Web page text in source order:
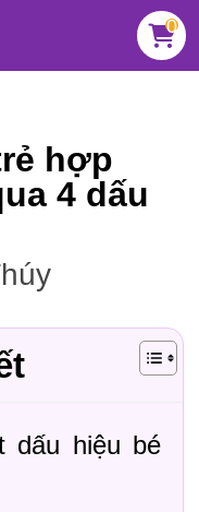
0
hợp
4 dấu
dấu hiệu bé